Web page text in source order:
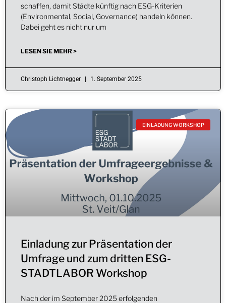
schaffen, damit Städte künftig nach ESG-Kriterien
(Environmental, Social, Governance) handeln können.
Dabei geht es nicht nur um
LESEN SIE MEHR >
Christoph Lichtnegger 1. September 2025
EINLADUNG WORKSHOP
Einladung zur Präsentation der
Umfrage und zum dritten ESG-
STADTLABOR Workshop
Nach der im September 2025 erfolgenden